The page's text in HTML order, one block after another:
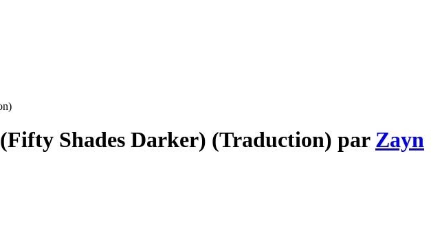
Shades Darker) (Traduction) par Zayn